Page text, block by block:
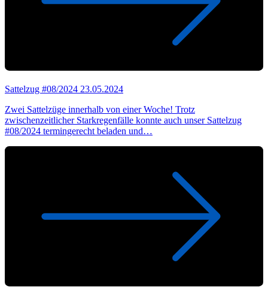
Sattelzug #08/2024 23.05.2024
Zwei Sattelzüge innerhalb von einer Woche! Trotz
zwischenzeitlicher Starkregenfälle konnte auch unser Sattelzug
#08/2024 termingerecht beladen und…